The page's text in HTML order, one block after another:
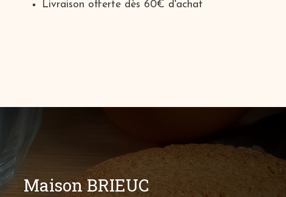
Livraison offerte dès 60€ d'achat
Maison BRIEUC